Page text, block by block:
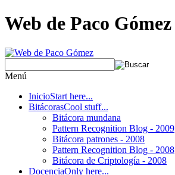
Web de Paco Gómez
Menú
InicioStart here...
BitácorasCool stuff...
Bitácora mundana
Pattern Recognition Blog - 2009
Bitácora patrones - 2008
Pattern Recognition Blog - 2008
Bitácora de Criptología - 2008
DocenciaOnly here...